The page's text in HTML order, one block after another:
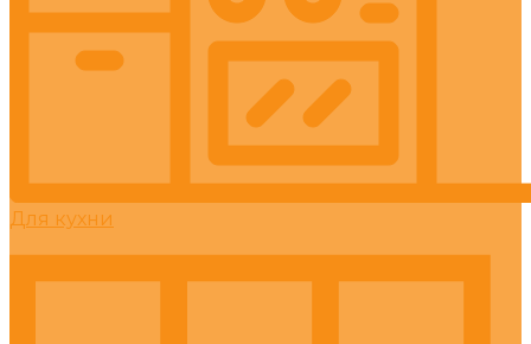
Для кухни